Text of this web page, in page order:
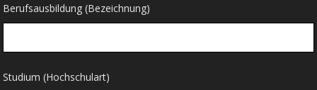
Berufsausbildung (Bezeichnung)
Studium (Hochschulart)